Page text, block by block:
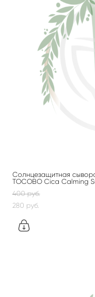
Солнцезащитная
TOCOBO Cica Calming
400 pуб.
280 pуб.